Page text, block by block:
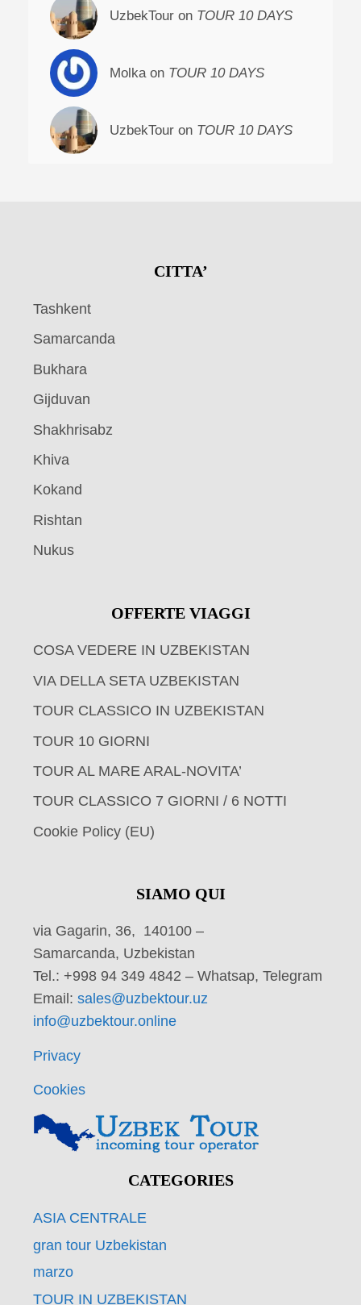
UzbekTour on TOUR 10 DAYS
Molka on TOUR 10 DAYS
UzbekTour on TOUR 10 DAYS
CITTA’
Tashkent
Samarcanda
Bukhara
Gijduvan
Shakhrisabz
Khiva
Kokand
Rishtan
Nukus
OFFERTE VIAGGI
COSA VEDERE IN UZBEKISTAN
VIA DELLA SETA UZBEKISTAN
TOUR CLASSICO IN UZBEKISTAN
TOUR 10 GIORNI
TOUR AL MARE ARAL-NOVITA’
TOUR CLASSICO 7 GIORNI / 6 NOTTI
Cookie Policy (EU)
SIAMO QUI
via Gagarin, 36, 140100 –
Samarcanda, Uzbekistan
Tel.: +998 94 349 4842 – Whatsap, Telegram
Email: sales@uzbektour.uz
info@uzbektour.online
Privacy
Cookies
CATEGORIES
ASIA CENTRALE
gran tour Uzbekistan
marzo
TOUR IN UZBEKISTAN